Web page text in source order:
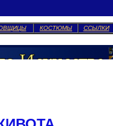
КОСТЮМЫ ССЫЛКИ